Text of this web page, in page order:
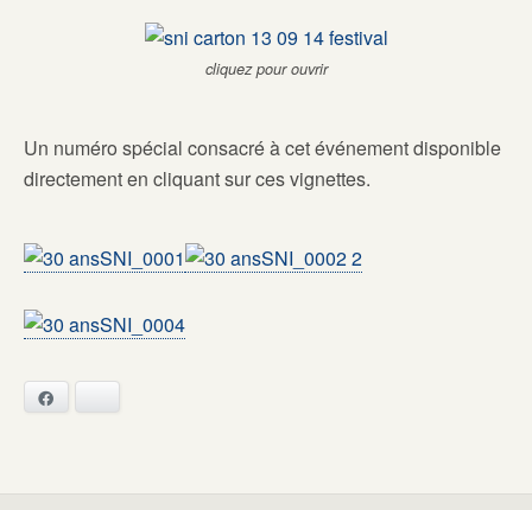
cliquez pour ouvrir
Un numéro spécial consacré à cet événement disponible
directement en cliquant sur ces vignettes.